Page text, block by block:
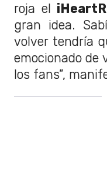
roja el
gran idea.
volver tendría
emocionado de
los fans”,